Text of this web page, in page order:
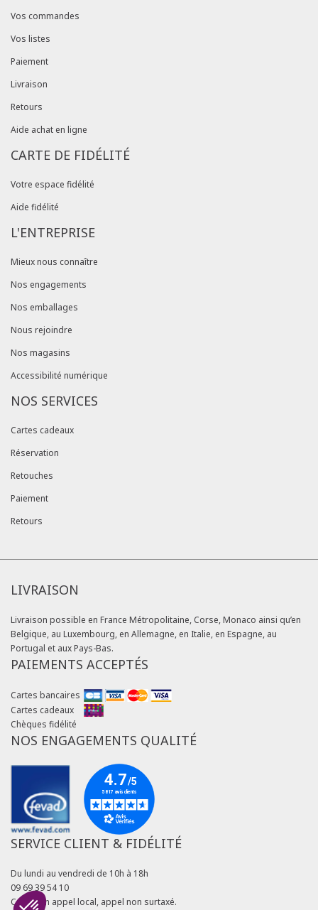
Vos commandes
Vos listes
Paiement
Livraison
Retours
Aide achat en ligne
CARTE DE FIDÉLITÉ
Votre espace fidélité
Aide fidélité
L'ENTREPRISE
Mieux nous connaître
Nos engagements
Nos emballages
Nous rejoindre
Nos magasins
Accessibilité numérique
NOS SERVICES
Cartes cadeaux
Réservation
Retouches
Paiement
Retours
LIVRAISON
Livraison possible en France Métropolitaine, Corse, Monaco ainsi qu’en
Belgique, au Luxembourg, en Allemagne, en Italie, en Espagne, au
Portugal et aux Pays-Bas.
PAIEMENTS ACCEPTÉS
Cartes bancaires
Cartes cadeaux
Chèques fidélité
NOS ENGAGEMENTS QUALITÉ
SERVICE CLIENT & FIDÉLITÉ
Du lundi au vendredi de 10h à 18h
09 69 39 54 10
Coût d'un appel local, appel non surtaxé.